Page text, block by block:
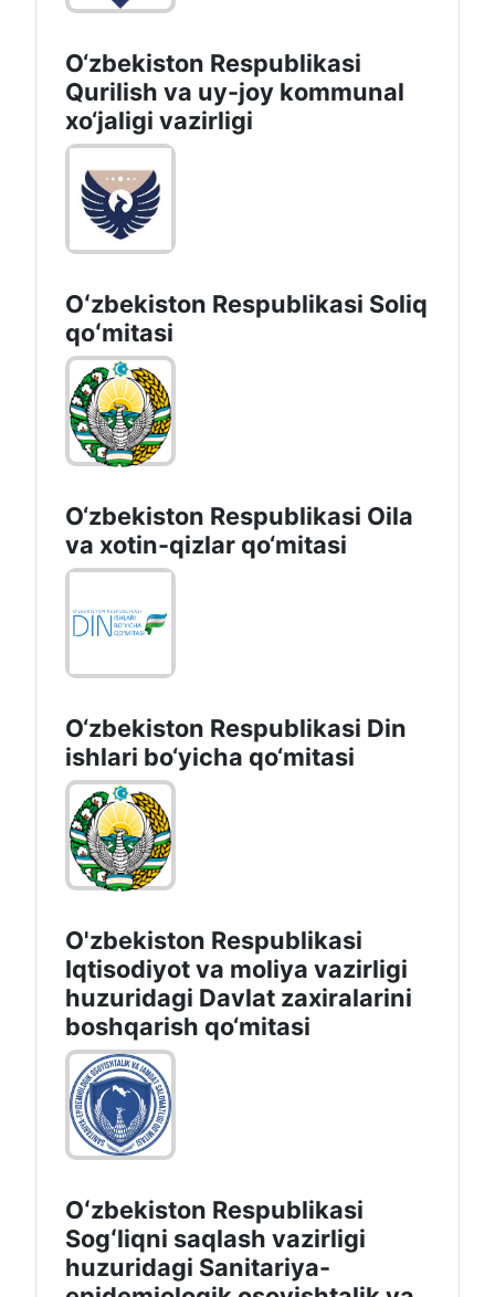
O‘zbekiston Respublikasi
Qurilish va uy-joy kommunal
xo‘jaligi vazirligi
Oʻzbekiston Respublikasi Soliq
qoʻmitasi
O‘zbekiston Respublikasi Oila
va xotin-qizlar qo‘mitasi
O‘zbekiston Respublikаsi Din
ishlаri bo‘yichа qo‘mitаsi
O'zbekiston Respublikasi
Iqtisodiyot va moliya vazirligi
huzuridаgi Dаvlаt zаxirаlаrini
boshqаrish qo‘mitаsi
Oʻzbekiston Respublikasi
Sogʻliqni saqlash vazirligi
huzuridagi Sanitariya-